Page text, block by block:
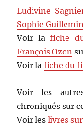
Ludivine
Sophie Guillemin
Voir lafiche
François Ozon
Voir lafiche du
Voir les
chroniqués sur
Voir leslivres